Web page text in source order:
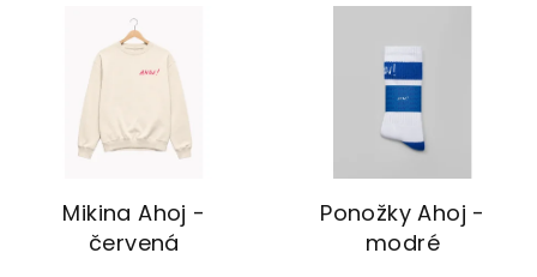
Mikina Ahoj -
červená
Ponožky Ahoj -
modré